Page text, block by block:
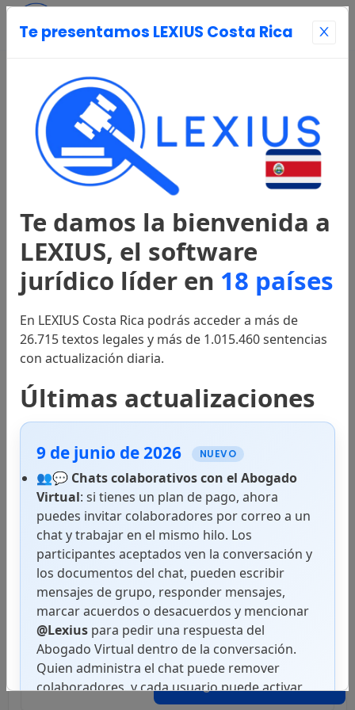
Abogado Virtual
Te presentamos LEXIUS Costa Rica
Te damos la bienvenida a
LEXIUS, el software
jurídico líder en 18 países
En LEXIUS Costa Rica podrás acceder a más de
26.715 textos legales y más de 1.015.460 sentencias
con actualización diaria.
Últimas actualizaciones
9 de junio de 2026 NUEVO
👥💬 Chats colaborativos con el Abogado
Virtual: si tienes un plan de pago, ahora
puedes invitar colaboradores por correo a un
chat y trabajar en el mismo hilo. Los
participantes aceptados ven la conversación y
los documentos del chat, pueden escribir
mensajes de grupo, responder mensajes,
marcar acuerdos o desacuerdos y mencionar
@Lexius para pedir una respuesta del
Abogado Virtual dentro de la conversación.
Quien administra el chat puede remover
colaboradores, y cada usuario puede activar
notificaciones push en superficies
Página Principal
Entrar
Registrarse
Legislación
Constitución
Códigos
Leyes
Decretos Ejecutivos
Resoluciones